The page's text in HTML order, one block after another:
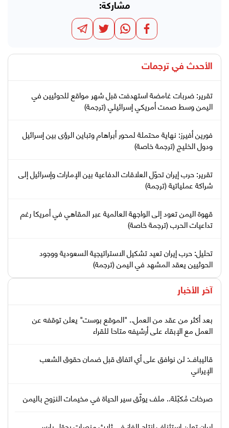
مشاركة:
الأحدث في ترجمات
تقرير: ضربات غامضة استهدفت قبل شهر مواقع للحوثيين في
اليمن وسط صمت أمريكي إسرائيلي (ترجمة)
فورين أفيرز: نهاية محتملة لمحور أبراهام وتباين الرؤى بين إسرائيل
ودول الخليج (ترجمة خاصة)
تقرير: حرب إيران تحوّل العلاقات الدفاعية بين الإمارات وإسرائيل إلى
شراكة عملياتية (ترجمة)
قهوة اليمن تعود إلى الواجهة العالمية عبر المقاهي في أمريكا رغم
تداعيات الحرب (ترجمة خاصة)
تحليل: حرب إيران تعيد تشكيل الاستراتيجية السعودية ووجود
الحوثيين يعقد المشهد في اليمن (ترجمة)
آخر الأخبار
بعد أكثر من عقد من العمل.. "الموقع بوست" يعلن توقفه عن
العمل مع الإبقاء على أرشيفه متاحا للقراء
قاليباف: لن نوافق على أي اتفاق قبل ضمان حقوق الشعب
الإيراني
صرخات مُكبّلة.. ملف يوثّق سير الحياة في مخيمات النزوح باليمن